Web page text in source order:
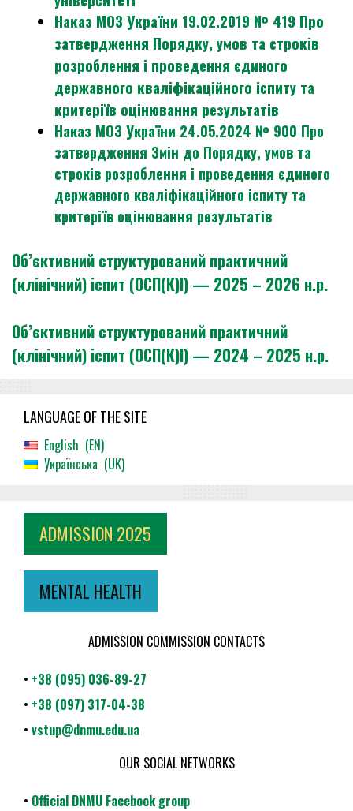
Наказ МОЗ України 19.02.2019 № 419 Про
затвердження Порядку, умов та строків
розроблення і проведення єдиного
державного кваліфікаційного іспиту та
критеріїв оцінювання результатів
Наказ МОЗ України 24.05.2024 № 900 Про
затвердження Змін до Порядку, умов та
строків розроблення і проведення єдиного
державного кваліфікаційного іспиту та
критеріїв оцінювання результатів
Об’єктивний структурований практичний
(клінічний) іспит (ОСП(К)І) — 2025 – 2026 н.р.
Об’єктивний структурований практичний
(клінічний) іспит (ОСП(К)І) — 2024 – 2025 н.р.
LANGUAGE OF THE SITE
English
EN
Українська
UK
ADMISSION 2025
MENTAL HEALTH
ADMISSION COMMISSION CONTACTS
• +38 (095) 036-89-27
• +38 (097) 317-04-38
• vstup@dnmu.edu.ua
OUR SOCIAL NETWORKS
• Official DNMU Facebook group